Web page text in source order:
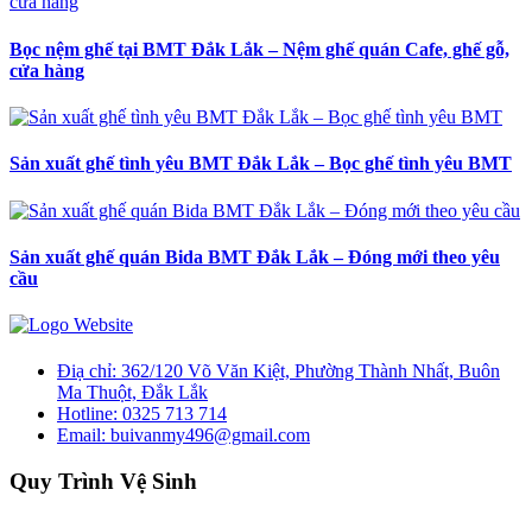
Bọc nệm ghế tại BMT Đắk Lắk – Nệm ghế quán Cafe, ghế gỗ,
cửa hàng
Sản xuất ghế tình yêu BMT Đắk Lắk – Bọc ghế tình yêu BMT
Sản xuất ghế quán Bida BMT Đắk Lắk – Đóng mới theo yêu
cầu
Điạ chỉ: 362/120 Võ Văn Kiệt, Phường Thành Nhất, Buôn
Ma Thuột, Đắk Lắk
Hotline: 0325 713 714
Email: buivanmy496@gmail.com
Quy Trình Vệ Sinh